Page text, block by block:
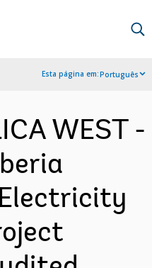
Esta página em:Português
WEST -